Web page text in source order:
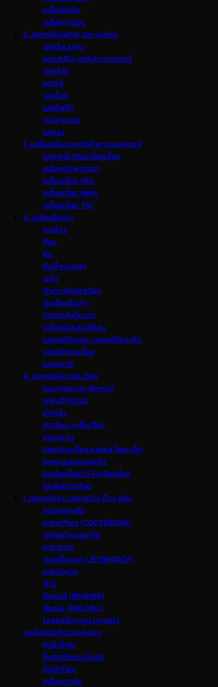
เครื่องปั่นไฟ
เครื่องปาดปูน
E. อุปกรณ์ขนย้าย รอก แม่แรง
รอกวิ่งบนราง
รอกสปริง-สปริงบาลานเซอร์
รอกสลิง
รอกโซ่
รอกโยก
รอกไฟฟ้า
เต่าลากของ
แม่แรง
F. เครื่องเชื่อม ชุดตัดก๊าซ และอุปกรณ์
อุปกรณ์เสริมเครื่องเชื่อม
เครื่องตัดพลาสม่า
เครื่องเชื่อม MIG
เครื่องเชื่อม MMA
เครื่องเชื่อม TIG
G. เครื่องมือช่าง
กรรไกร
ค้อน
คีม
คีมย้ำหางปลา
ตะไบ
ตัวดูดวัสดุผิวเรียบ
ตู้เครื่องมือช่าง
ปากกาจับชิ้นงาน
เครื่องยิงกล่องใช้ลม
เลเซอร์วัดระยะ-เลเซอร์วัดระดับ
แท่นตัดกระเบื้อง
แปรงทาสี
H. อุปกรณ์ตัด ขัด เจียร
กระดาษทราย-ผ้าทราย
ดอกเร้าท์เตอร์
มีดกลึง
หินเจียร-เหล็กเจียร
แปรงลวด
แผ่นตัดเหล็กและแผ่นเจียรเหล็ก
ใบเพชรตัดคอนกรีต
ใบเลื่อยจิ๊กซอว์-ใบเลื่อยอื่นๆ
ใบเลื่อยวงเดือน
I. อุปกรณ์เจาะ ดอกสว่าน ต๊าป กลึง
กระบอกคอริ่ง
ดอกคว้านรู (COUTERSINK)
ดอกสกัดคอนกรีต
ดอกสว่าน
ดอกเจ็ทบอส (JETBROACH)
ดอกไขควง
ต๊าป
รีมเมอร์ (REAMER)
เอ็นมิล (END MILL)
โฮลซอร์เจาะปูน เจาะผนัง
j.เครื่องมือทำความสะอาด
ถังฉีดโฟม
ปั้มอัดฉีดแรงดันสูง
ปืนฉีดโฟม
เครื่องดูดฝุ่น